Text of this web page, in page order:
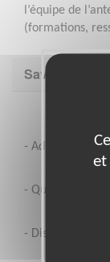
l’équipe de
(formations,
Savoir être &
- Adhésion à la
- Qualités
- Disponibilité,
et